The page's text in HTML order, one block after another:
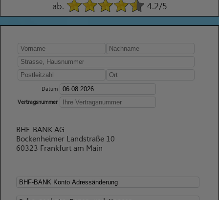
ab.
4.2/5
Datum
Vertragsnummer
BHF-BANK AG
Bockenheimer Landstraße 10
60323 Frankfurt am Main